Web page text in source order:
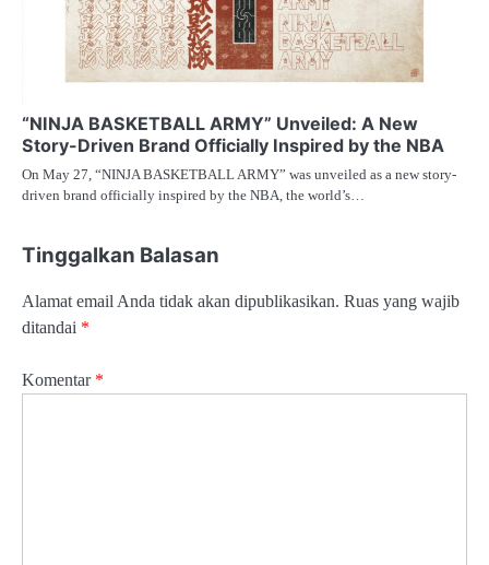
“NINJA BASKETBALL ARMY” Unveiled: A New
Story-Driven Brand Officially Inspired by the NBA
On May 27, “NINJA BASKETBALL ARMY” was unveiled as a new story-
driven brand officially inspired by the NBA, the world’s…
Tinggalkan Balasan
Alamat email Anda tidak akan dipublikasikan. Ruas yang wajib
ditandai *
Komentar *